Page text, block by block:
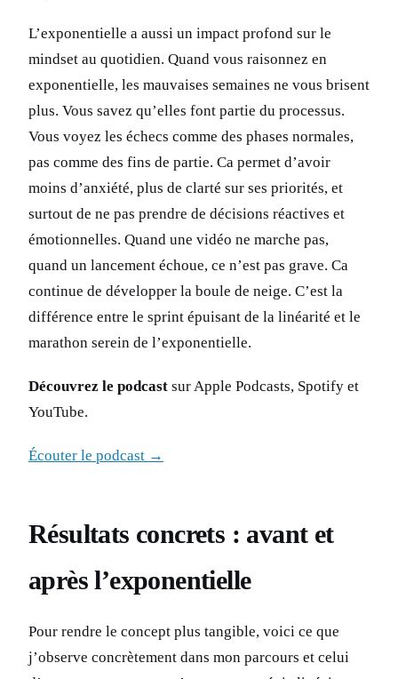
L’exponentielle a aussi un impact profond sur le
mindset au quotidien. Quand vous raisonnez en
exponentielle, les mauvaises semaines ne vous brisent
plus. Vous savez qu’elles font partie du processus.
Vous voyez les échecs comme des phases normales,
pas comme des fins de partie. Ca permet d’avoir
moins d’anxiété, plus de clarté sur ses priorités, et
surtout de ne pas prendre de décisions réactives et
émotionnelles. Quand une vidéo ne marche pas,
quand un lancement échoue, ce n’est pas grave. Ca
continue de développer la boule de neige. C’est la
différence entre le sprint épuisant de la linéarité et le
marathon serein de l’exponentielle.
Découvrez le podcast sur Apple Podcasts, Spotify et
YouTube.
Écouter le podcast →
Résultats concrets : avant et
après l’exponentielle
Pour rendre le concept plus tangible, voici ce que
j’observe concrètement dans mon parcours et celui